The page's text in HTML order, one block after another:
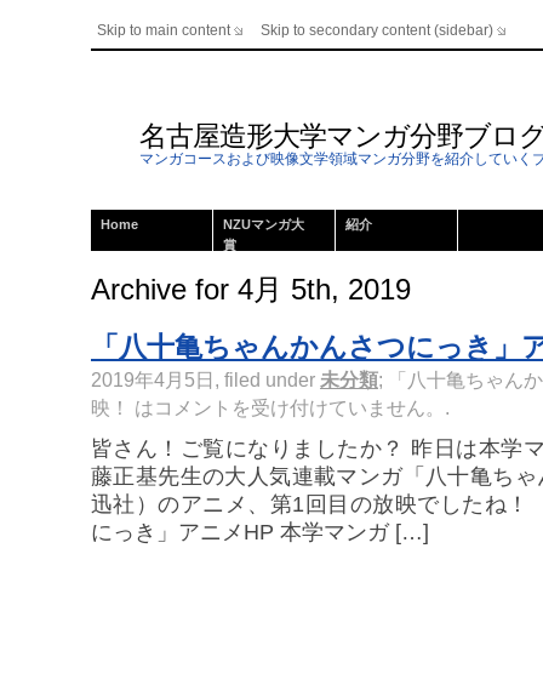
Skip to main content Skip to secondary content (sidebar)
名古屋造形大学マンガ分野ブロ
マンガコースおよび映像文学領域マンガ分野を紹介していく
Home
NZUマンガ大
賞
紹介
Archive for 4月 5th, 2019
「八十亀ちゃんかんさつにっき」
2019年4月5日, filed under 未分類;
「八十亀ちゃん
映！ はコメントを受け付けていません。 .
皆さん！ご覧になりましたか？ 昨日は本学
藤正基先生の大人気連載マンガ「八十亀ち
迅社）のアニメ、第1回目の放映でしたね！
にっき」アニメHP 本学マンガ […]